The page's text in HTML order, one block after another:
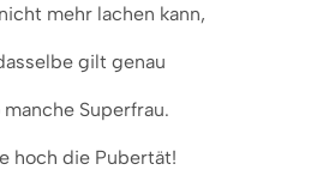
mehr lachen kann,
gilt genau
Superfrau.
hoch die Pubertät!